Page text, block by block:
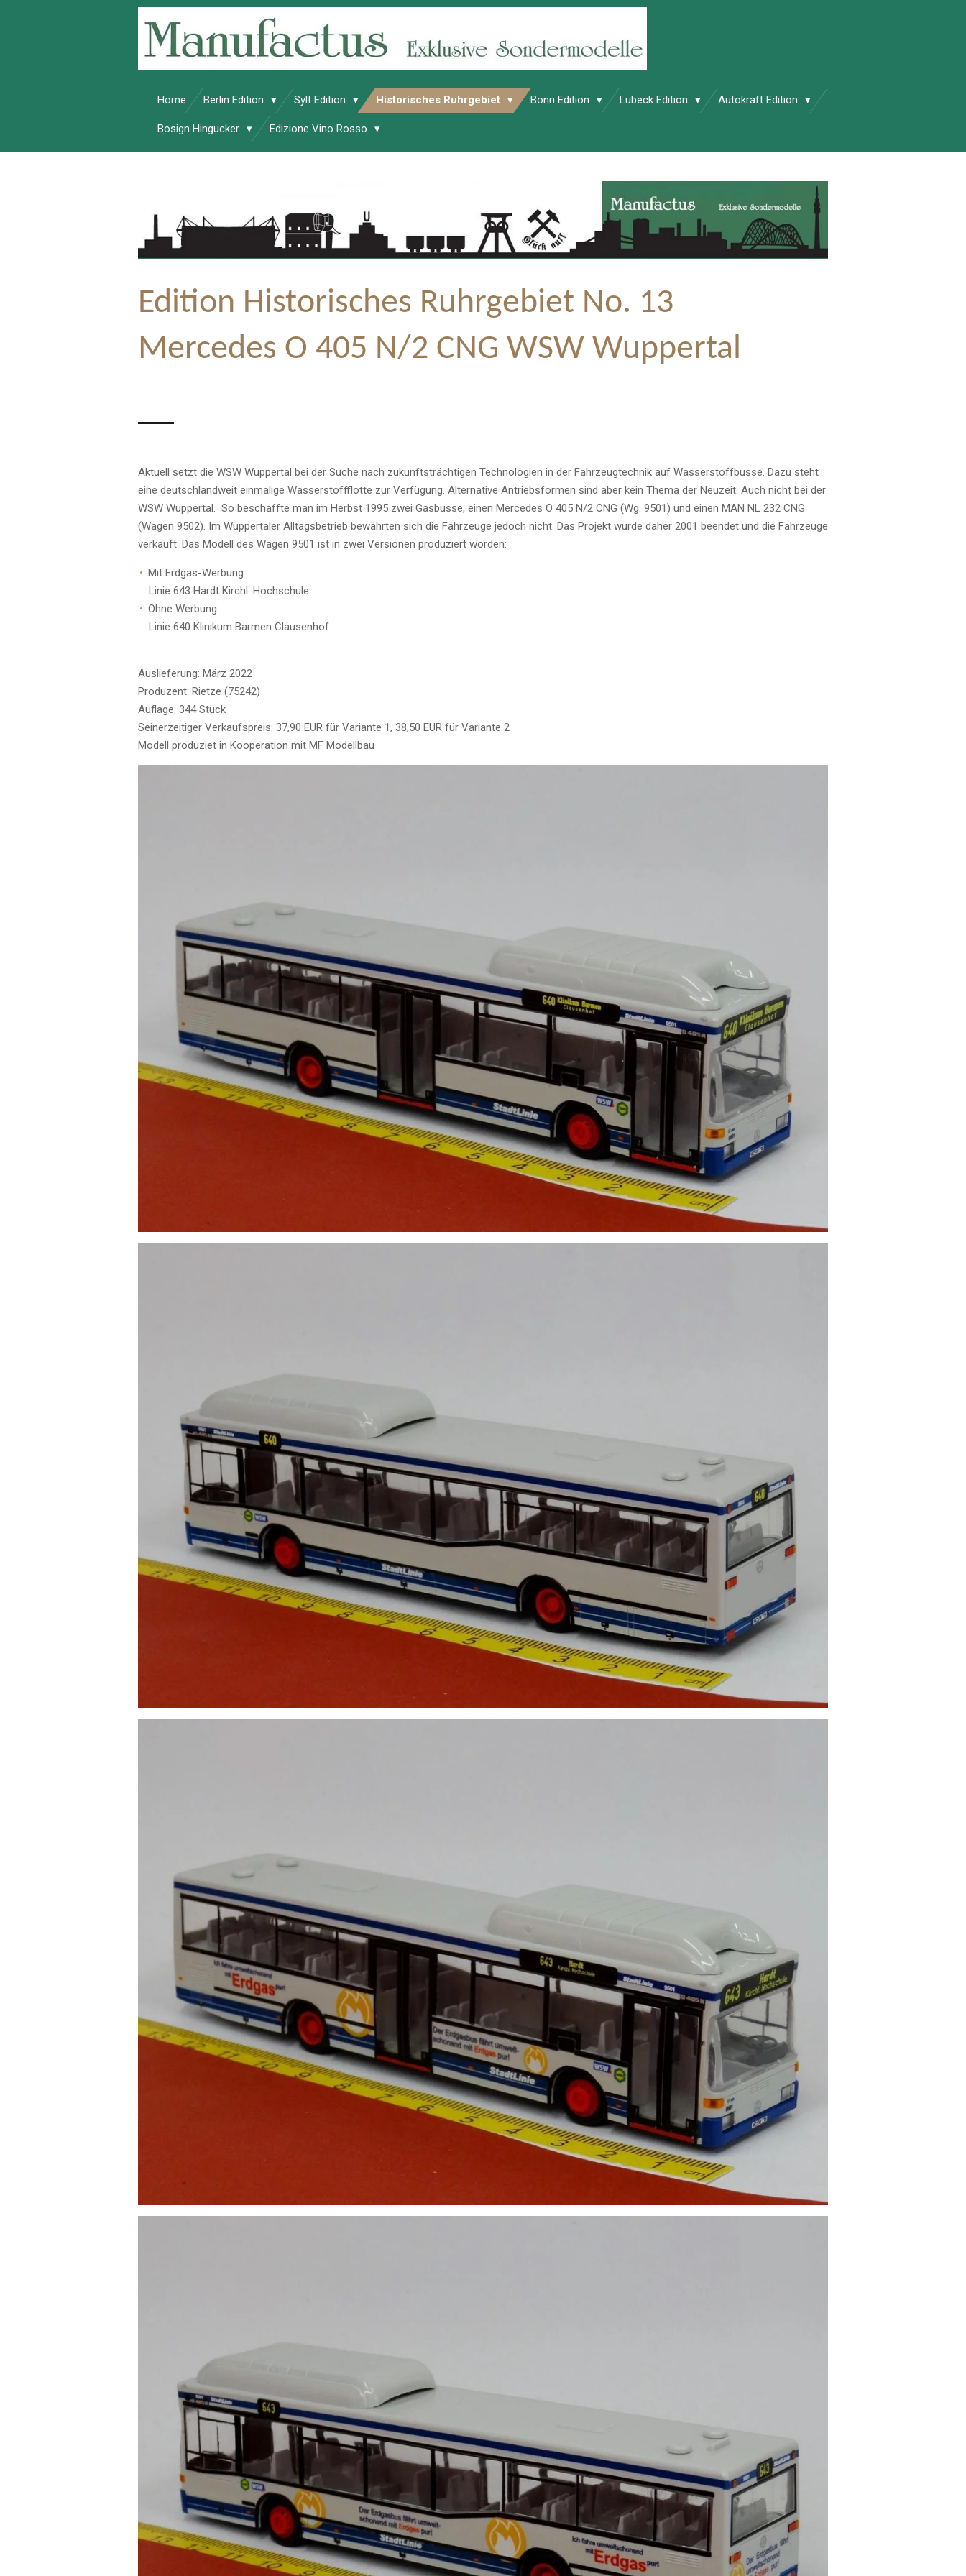
Home Berlin Edition Sylt Edition Historisches Ruhrgebiet Bonn Edition Lübeck Edition Autokraft Edition
Bosign Hingucker Edizione Vino Rosso
Edition Historisches Ruhrgebiet No. 13
Mercedes O 405 N/2 CNG WSW Wuppertal
Aktuell setzt die WSW Wuppertal bei der Suche nach zukunftsträchtigen Technologien in der Fahrzeugtechnik auf Wasserstoffbusse. Dazu steht
eine deutschlandweit einmalige Wasserstoffflotte zur Verfügung. Alternative Antriebsformen sind aber kein Thema der Neuzeit. Auch nicht bei der
WSW Wuppertal. So beschaffte man im Herbst 1995 zwei Gasbusse, einen Mercedes O 405 N/2 CNG (Wg. 9501) und einen MAN NL 232 CNG
(Wagen 9502). Im Wuppertaler Alltagsbetrieb bewährten sich die Fahrzeuge jedoch nicht. Das Projekt wurde daher 2001 beendet und die Fahrzeuge
verkauft. Das Modell des Wagen 9501 ist in zwei Versionen produziert worden:
Mit Erdgas-Werbung
Linie 643 Hardt Kirchl. Hochschule
Ohne Werbung
Linie 640 Klinikum Barmen Clausenhof
Auslieferung: März 2022
Produzent: Rietze (75242)
Auflage: 344 Stück
Seinerzeitiger Verkaufspreis: 37,90 EUR für Variante 1, 38,50 EUR für Variante 2
Modell produziet in Kooperation mit MF Modellbau